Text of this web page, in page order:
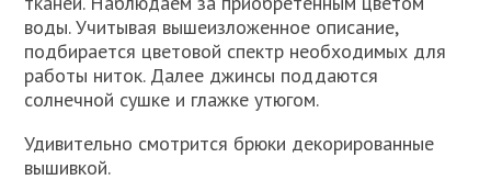
воды. Учитывая вышеизложенное описание,
подбирается цветовой спектр необходимых для
работы ниток. Далее джинсы поддаются
солнечной сушке и глажке утюгом.
Удивительно смотрится брюки декорированные
вышивкой.